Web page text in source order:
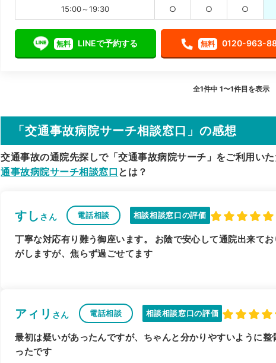
15:00～19:30 ○ ○ ○
無料 LINEで予約する 無料 0120-963-
全1件中 1〜1件目を表示
「交通事故病院サーチ相談窓口」の感想
交通事故の通院先探しで「交通事故病院サーチ」をご利用い
通事故病院サーチ相談窓口 とは？
すし さん 電話相談 相談相談窓口の評価
丁寧な対応有り難う御座います。 お陰で安心して通院出来て
がしますが、焦らず過ごせてます
アィリ さん 電話相談 相談相談窓口の評価
最初は疑いがあったんですが、ちゃんと分かりやすいように
ったです